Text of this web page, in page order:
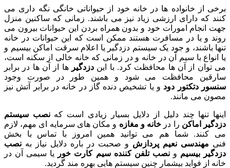
برخی از خانواده ها در خانه خود از حیواناتی خانگی نگه داری می
کنند که دارای ارزشی زیاد نیز می باشند. زمانی که ساکنین منزل
جهت انجام امورات خود و بدون همراه بردن این حیوانات بیرون می
روند و یا در مسافرت هستند ممکن است که این حیوانات در خانه
تنها باشند، و جود یک سیستم دزدگیر یا اعلام سرقت اماکن بیسیم و
یا انواع با سیم آن در خانه و در زمانی که خانه خالی از سکنه است،
می توان از آن ها محافظت کرد. با این دزدگیر ها از آن ها در برابر
سارقین محافظت می شود و همین طور در صورت وجود
سنسور دتکتور دود و یا تشخیص دنده گاز در خانه در برابر آتش نیز
مصون می مانند.
اینها تنها چند دلیل از دلایل بسیار زیادی است کهنصب سیستم
دزدگیر اماکن را در خانه و مغازه و مکان های سرمایه ای مهم، لازم
می کنند. شما هم می توانید همین امروز با تماس با بخش
فنی مهندسی نعیم پردازش و صحبت در باره دلایل نیاز به نصب
دزدگیر بیسیم ونصب تلفن کننده سیم کارت خور
یا سیمی آن در
خانه از فواید بیشمار چنین سیستم هایی بهره مند گردید.